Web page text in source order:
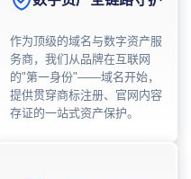
作为顶级的域名与数字资产服
务商，我们从品牌在互联网
的"第一身份"——域名开始，
提供贯穿商标注册、官网内容
存证的一站式资产保护。